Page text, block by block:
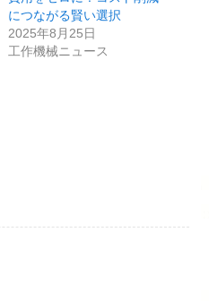
につながる賢い選択
2025年8月25日
工作機械ニュース